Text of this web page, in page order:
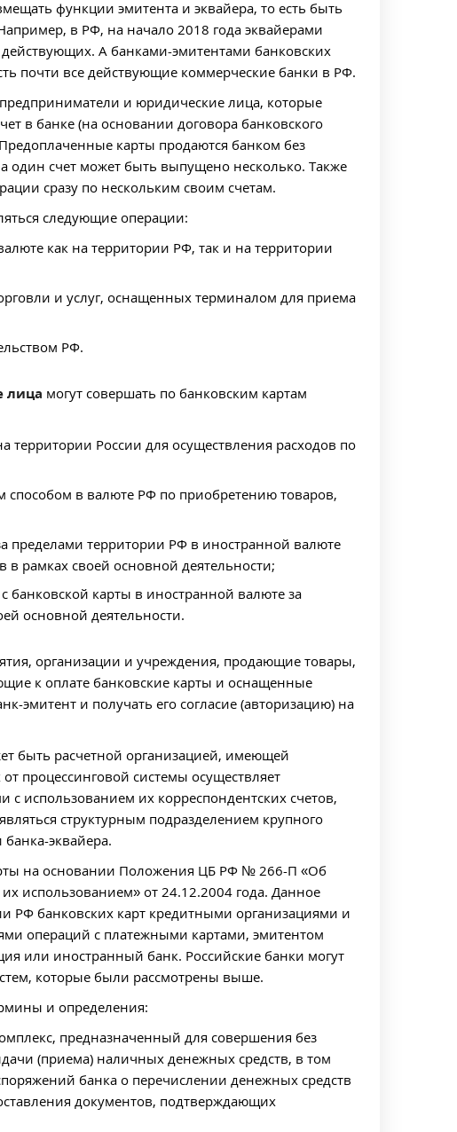
функции эмитента и эквайера, то есть быть
в РФ, на начало 2018 года эквайерами
А банками-эмитентами банковских
почти все действующие коммерческие банки в РФ.
и юридические лица, которые
в банке (на основании договора банковского
карты продаются банком без
один счет может быть выпущено несколько. Также
сразу по нескольким своим счетам.
следующие операции:
как на территории РФ, так и на территории
и услуг, оснащенных терминалом для приема
РФ.
лица могут совершать по банковским картам
территории России для осуществления расходов по
способом в валюте РФ по приобретению товаров,
пределами территории РФ в иностранной валюте
рамках своей основной деятельности;
банковской карты в иностранной валюте за
основной деятельности.
организации и учреждения, продающие товары,
к оплате банковские карты и оснащенные
и получать его согласие (авторизацию) на
быть расчетной организацией, имеющей
процессинговой системы осуществляет
использованием их корреспондентских счетов,
структурным подразделением крупного
эквайера.
на основании Положения ЦБ РФ № 266-П «Об
использованием» от 24.12.2004 года. Данное
РФ банковских карт кредитными организациями и
операций с платежными картами, эмитентом
или иностранный банк. Российские банки могут
которые были рассмотрены выше.
и определения:
предназначенный для совершения без
(приема) наличных денежных средств, в том
банка о перечислении денежных средств
документов, подтверждающих